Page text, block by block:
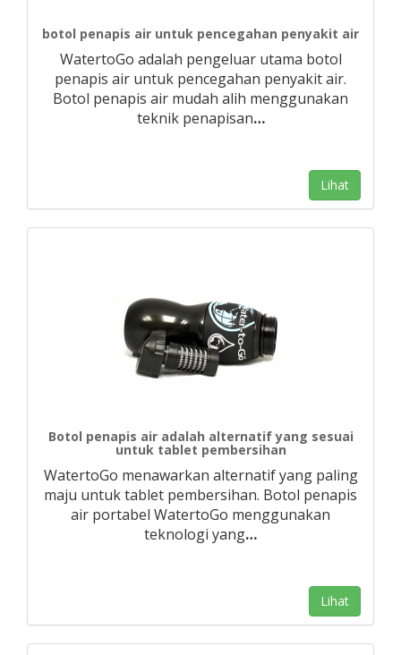
botol penapis air untuk pencegahan penyakit air
WatertoGo adalah pengeluar utama botol
penapis air untuk pencegahan penyakit air.
Botol penapis air mudah alih menggunakan
teknik penapisan…
Lihat
Botol penapis air adalah alternatif yang sesuai
untuk tablet pembersihan
WatertoGo menawarkan alternatif yang paling
maju untuk tablet pembersihan. Botol penapis
air portabel WatertoGo menggunakan
teknologi yang…
Lihat